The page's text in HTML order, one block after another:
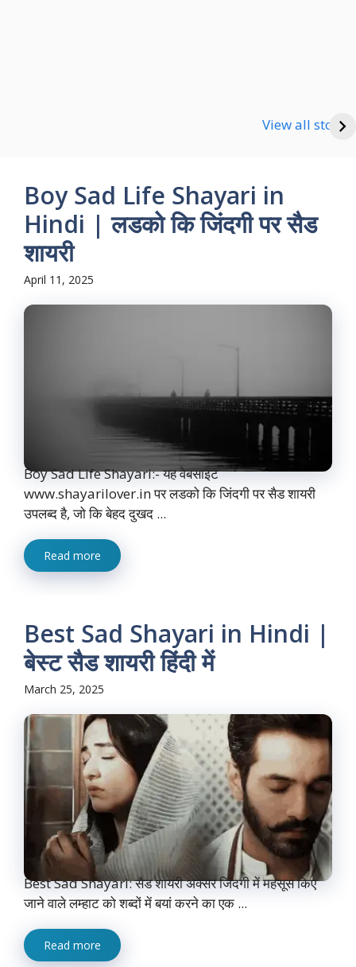
View all stories
Good Night Shayari
Boy Sad Life Shayari in
Hindi | लडको कि जिंदगी पर सैड
शायरी
April 11, 2025
Boy Sad Life Shayari:- यह वेबसाइट
www.shayarilover.in पर लडको कि जिंदगी पर सैड शायरी
उपलब्द है, जो कि बेहद दुखद ...
Read more
Best Sad Shayari in Hindi |
बेस्ट सैड शायरी हिंदी में
March 25, 2025
Best Sad Shayari: सैड शायरी अक्सर जिंदगी में महसूस किए
जाने वाले लम्हाट को शब्दों में बयां करने का एक ...
Read more